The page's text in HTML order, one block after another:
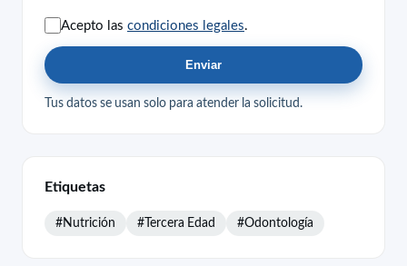
Acepto las condiciones legales
Enviar
Tus datos se usan solo para atender la solicitud.
Etiquetas
#Nutrición #Tercera Edad #Odontología